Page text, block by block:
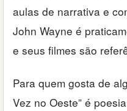
aulas de narrativa e
John Wayne é
e seus filmes são
Para quem gosta de
Vez no Oeste” é